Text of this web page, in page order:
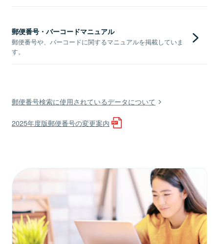
郵便番号・バーコードマニュアル
郵便番号や、バーコードに関するマニュアルを掲載していま
す。
郵便番号検索に使用されているデータについて
2025年度版郵便番号の変更案内